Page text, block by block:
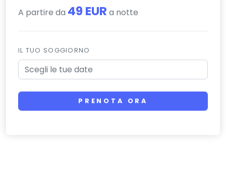
A partire da 49 EUR a notte
IL TUO SOGGIORNO
PRENOTA ORA